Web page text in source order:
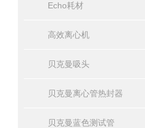
Echo耗材
高效离心机
贝克曼吸头
贝克曼离心管热封器
贝克曼蓝色测试管